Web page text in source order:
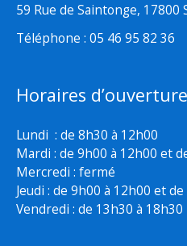
59 Rue de Saintonge,
Téléphone : 05 46 95 82 36
Horaires
Lundi : de 8h30 à 12h00
Mardi : de 9h00 à 12h00 et
Mercredi : fermé
Jeudi : de 9h00 à 12h00 et
Vendredi : de 13h30 à 18h30